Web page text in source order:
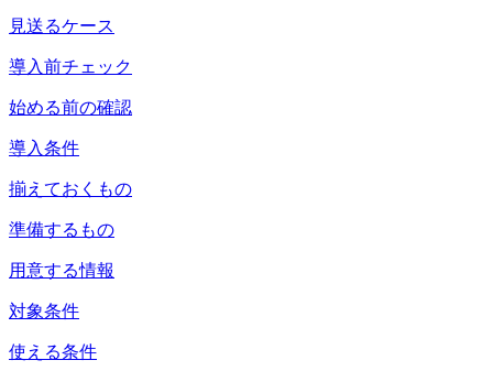
見送るケース
導入前チェック
始める前の確認
導入条件
揃えておくもの
準備するもの
用意する情報
対象条件
使える条件